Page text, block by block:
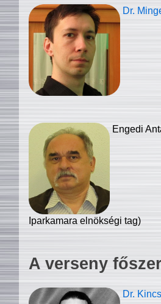
Dr.
Engedi
Iparkamara elnökségi tag)
A verseny
Dr.